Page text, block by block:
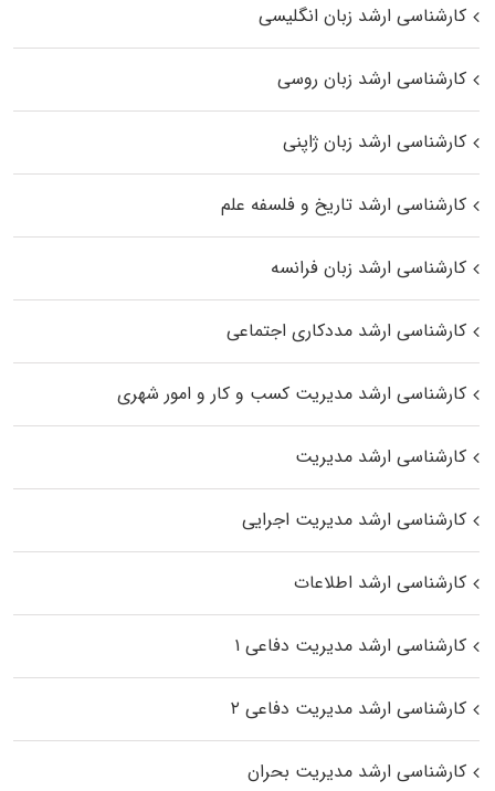
کارشناسی ارشد زبان انگلیسی
کارشناسی ارشد زبان روسی
کارشناسی ارشد زبان ژاپنی
کارشناسی ارشد تاریخ و فلسفه علم
کارشناسی ارشد زبان فرانسه
کارشناسی ارشد مددکاری اجتماعی
کارشناسی ارشد مدیریت کسب و کار و امور شهری
کارشناسی ارشد مدیریت
کارشناسی ارشد مدیریت اجرایی
کارشناسی ارشد اطلاعات
کارشناسی ارشد مدیریت دفاعی ۱
کارشناسی ارشد مدیریت دفاعی ۲
کارشناسی ارشد مدیریت بحران